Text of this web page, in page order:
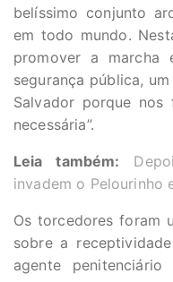
belíssimo conjunto
em todo mundo.
promover a marcha
segurança pública,
Salvador porque
necessária”.
Leia também:
invadem o Pelourinho
Os torcedores foram
sobre a
agente